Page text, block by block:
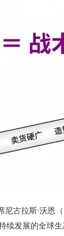
尼古拉斯·沃恩
续发展的全球